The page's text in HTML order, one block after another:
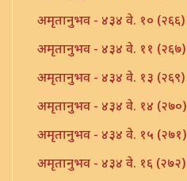
अमृतानुभव - ४३४ वे. १० (२६६)
अमृतानुभव - ४३४ वे. ११ (२६७)
अमृतानुभव - ४३४ वे. १३ (२६९)
अमृतानुभव - ४३४ वे. १४ (२७०)
अमृतानुभव - ४३४ वे. १५ (२७१)
अमृतानुभव - ४३४ वे. १६ (२७२)